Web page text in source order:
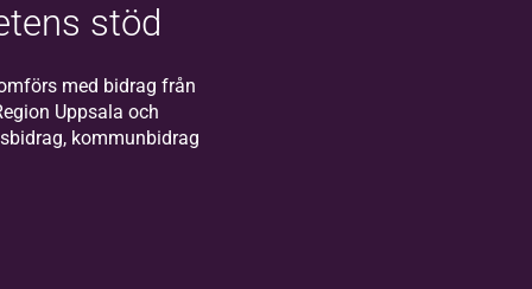
Södertälje!
stöd
med bidrag från
Uppsala och
kommunbidrag